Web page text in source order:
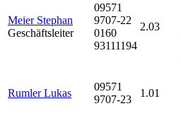
Meier Stephan
Geschäftsleiter
09571
9707-22
0160
93111194
2.03
Rumler Lukas
09571
9707-23
1.01